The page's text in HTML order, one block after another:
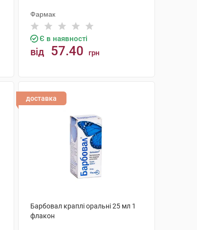
Фармак
Є в наявності
від 57.40 грн
доставка
Барбовал краплі оральні 25 мл 1
флакон